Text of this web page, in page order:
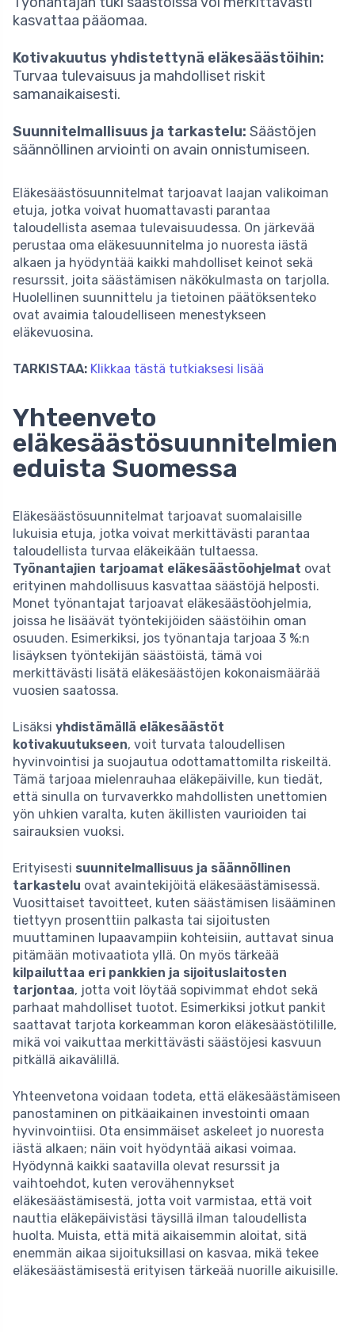
kasvattaa pääomaa.
Kotivakuutus yhdistettynä eläkesäästöihin:
Turvaa tulevaisuus ja mahdolliset riskit
samanaikaisesti.
Suunnitelmallisuus ja tarkastelu: Säästöjen
säännöllinen arviointi on avain onnistumiseen.
Eläkesäästösuunnitelmat tarjoavat laajan valikoiman
etuja, jotka voivat huomattavasti parantaa
taloudellista asemaa tulevaisuudessa. On järkevää
perustaa oma eläkesuunnitelma jo nuoresta iästä
alkaen ja hyödyntää kaikki mahdolliset keinot sekä
resurssit, joita säästämisen näkökulmasta on tarjolla.
Huolellinen suunnittelu ja tietoinen päätöksenteko
ovat avaimia taloudelliseen menestykseen
eläkevuosina.
TARKISTAA: Klikkaa tästä tutkiaksesi lisää
Yhteenveto
eläkesäästösuunnitelmien
eduista Suomessa
Eläkesäästösuunnitelmat tarjoavat suomalaisille
lukuisia etuja, jotka voivat merkittävästi parantaa
taloudellista turvaa eläkeikään tultaessa.
Työnantajien tarjoamat eläkesäästöohjelmat ovat
erityinen mahdollisuus kasvattaa säästöjä helposti.
Monet työnantajat tarjoavat eläkesäästöohjelmia,
joissa he lisäävät työntekijöiden säästöihin oman
osuuden. Esimerkiksi, jos työnantaja tarjoaa 3 %:n
lisäyksen työntekijän säästöistä, tämä voi
merkittävästi lisätä eläkesäästöjen kokonaismäärää
vuosien saatossa.
Lisäksi yhdistämällä eläkesäästöt
kotivakuutukseen, voit turvata taloudellisen
hyvinvointisi ja suojautua odottamattomilta riskeiltä.
Tämä tarjoaa mielenrauhaa eläkepäiville, kun tiedät,
että sinulla on turvaverkko mahdollisten unettomien
yön uhkien varalta, kuten äkillisten vaurioiden tai
sairauksien vuoksi.
Erityisesti suunnitelmallisuus ja säännöllinen
tarkastelu ovat avaintekijöitä eläkesäästämisessä.
Vuosittaiset tavoitteet, kuten säästämisen lisääminen
tiettyyn prosenttiin palkasta tai sijoitusten
muuttaminen lupaavampiin kohteisiin, auttavat sinua
pitämään motivaatiota yllä. On myös tärkeää
kilpailuttaa eri pankkien ja sijoituslaitosten
tarjontaa, jotta voit löytää sopivimmat ehdot sekä
parhaat mahdolliset tuotot. Esimerkiksi jotkut pankit
saattavat tarjota korkeamman koron eläkesäästötilille,
mikä voi vaikuttaa merkittävästi säästöjesi kasvuun
pitkällä aikavälillä.
Yhteenvetona voidaan todeta, että eläkesäästämiseen
panostaminen on pitkäaikainen investointi omaan
hyvinvointiisi. Ota ensimmäiset askeleet jo nuoresta
iästä alkaen; näin voit hyödyntää aikasi voimaa.
Hyödynnä kaikki saatavilla olevat resurssit ja
vaihtoehdot, kuten verovähennykset
eläkesäästämisestä, jotta voit varmistaa, että voit
nauttia eläkepäivistäsi täysillä ilman taloudellista
huolta. Muista, että mitä aikaisemmin aloitat, sitä
enemmän aikaa sijoituksillasi on kasvaa, mikä tekee
eläkesäästämisestä erityisen tärkeää nuorille aikuisille.